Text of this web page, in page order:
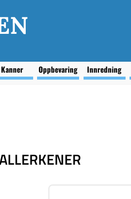
Kanner Oppbevaring Innredning